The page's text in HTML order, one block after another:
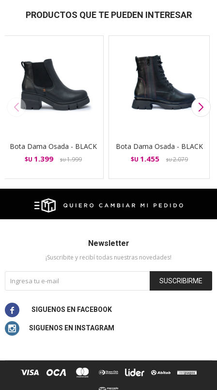
PRODUCTOS QUE TE PUEDEN INTERESAR
Bota Dama Osada - BLACK
$U 1.399 $U1.999
Bota Dama Osada - BLACK
$U 1.455 $U2.079
Newsletter
¡Suscribite y recibí todas nuestras novedades!
SUSCRIBIRME

